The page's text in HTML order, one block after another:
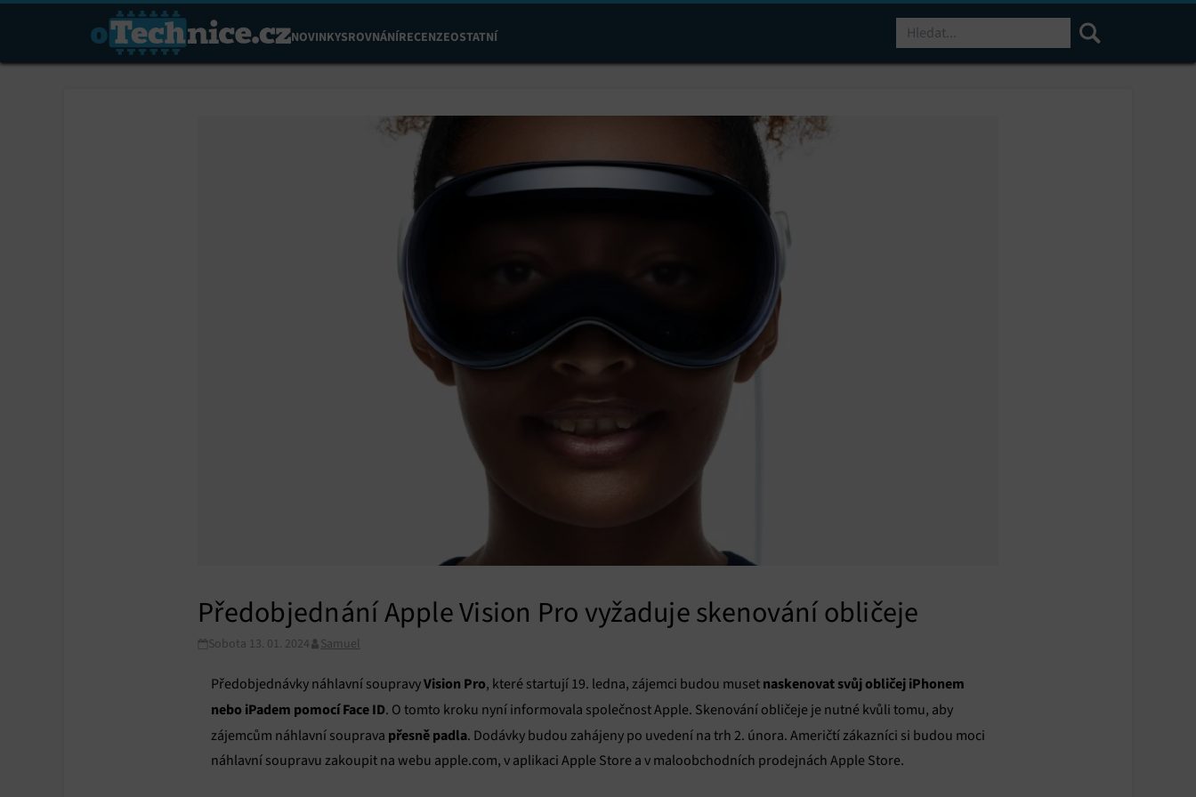
NOVINKYSROVNÁNÍRECENZEOSTATNÍ
Předobjednání Apple Vision Pro vyžaduje skenování obličeje
Sobota 13. 01. 2024 Samuel
Předobjednávky náhlavní soupravyVision Pro, které startují 19. ledna, zájemci budou muset naskenovat svůj obličej iPhonem
nebo iPadem pomocí Face ID. O tomto kroku nyní informovala společnost Apple. Skenování obličeje je nutné kvůli tomu, aby
zájemcům náhlavní souprava přesně padla. Dodávky budou zahájeny po uvedení na trh 2. února. Američtí zákazníci si budou moci
náhlavní soupravu zakoupit na webu apple.com, v aplikaci Apple Store a v maloobchodních prodejnách Apple Store.